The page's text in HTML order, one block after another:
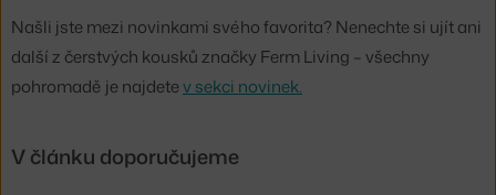
Našli jste mezi novinkami svého favorita? Nenechte si ujít ani
další z čerstvých kousků značky Ferm Living – všechny
pohromadě je najdetev sekci novinek.
V článku doporučujeme